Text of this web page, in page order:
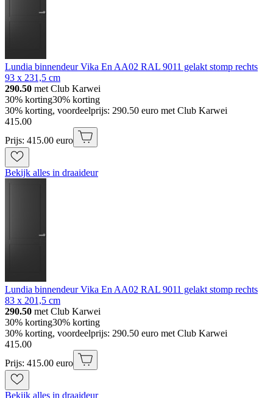
Lundia binnendeur Vika En AA02 RAL 9011 gelakt stomp rechts
93 x 231,5 cm
290.50 met Club Karwei
30% korting30% korting
30% korting, voordeelprijs: 290.50 euro met Club Karwei
415.00
Prijs: 415.00 euro
Bekijk alles in draaideur
Lundia binnendeur Vika En AA02 RAL 9011 gelakt stomp rechts
83 x 201,5 cm
290.50 met Club Karwei
30% korting30% korting
30% korting, voordeelprijs: 290.50 euro met Club Karwei
415.00
Prijs: 415.00 euro
Bekijk alles in draaideur